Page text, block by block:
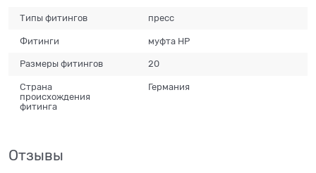
Типы фитингов пресс
Фитинги муфта НР
Размеры фитингов 20
Страна
происхождения
фитинга
Германия
Отзывы